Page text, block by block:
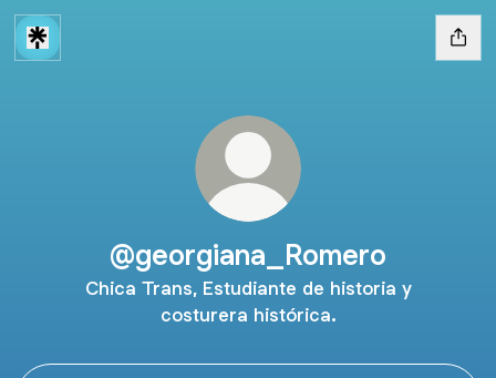
@georgiana_Romero
Chica Trans, Estudiante de historia y
costurera histórica.